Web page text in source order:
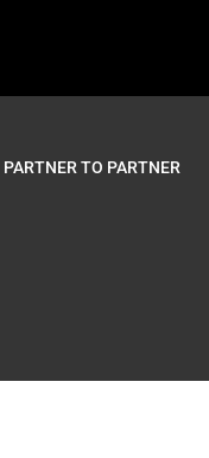
PARTNER TO PARTNER